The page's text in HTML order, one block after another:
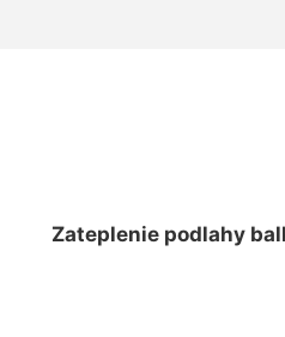
Zateplenie podlahy